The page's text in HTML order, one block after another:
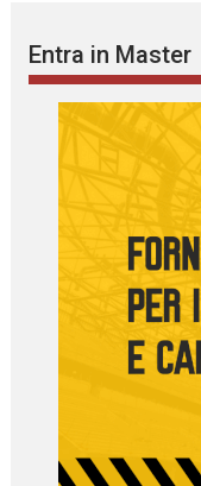
Entra in Master